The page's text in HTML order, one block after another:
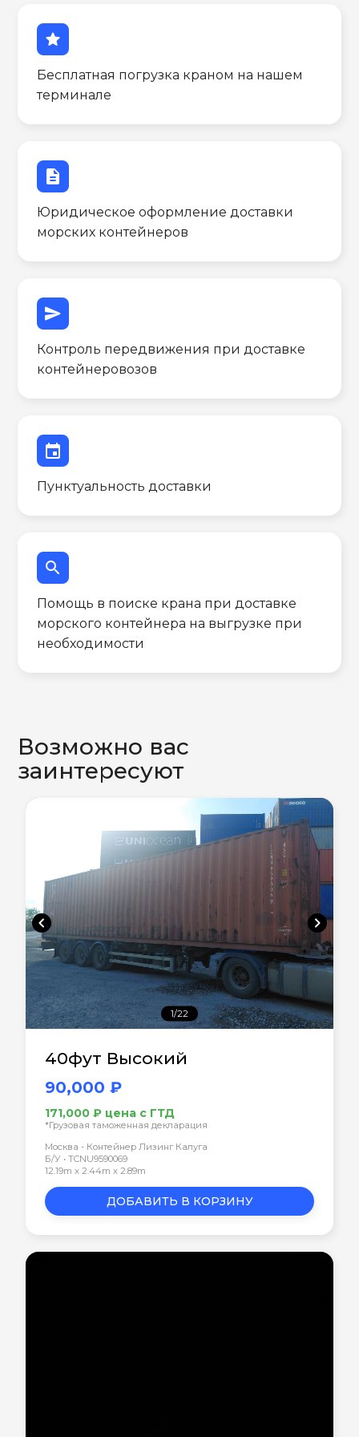
star
Бесплатная погрузка краном на нашем
терминале
description
Юридическое оформление доставки
морских контейнеров
send
Контроль передвижения при доставке
контейнеровозов
event
Пунктуальность доставки
search
Помощь в поиске крана при доставке
морского контейнера на выгрузке при
необходимости
Возможно вас
заинтересуют
chevron_left chevron_right
1/22
40фут Высокий
90,000 ₽
171,000 ₽ цена с ГТД
*Грузовая таможенная декларация
Москва - Контейнер Лизинг Калуга
Б/У • TCNU9590069
12.19m x 2.44m x 2.89m
ДОБАВИТЬ В КОРЗИНУ